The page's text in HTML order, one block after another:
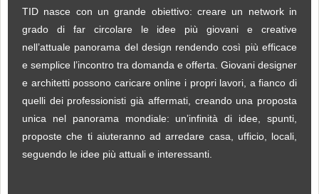
TID nasce con un grande obiettivo: creare un network in
grado di far circolare le idee più giovani e creative
nell’attuale panorama del design rendendo così più efficace
e semplice l’incontro tra domanda e offerta. Giovani designer
e architetti possono caricare online i propri lavori, a fianco di
quelli dei professionisti già affermati, creando una proposta
unica nel panorama mondiale: un’infinità di idee, spunti,
proposte che ti aiuteranno ad arredare casa, ufficio, locali,
seguendo le idee più attuali e interessanti.